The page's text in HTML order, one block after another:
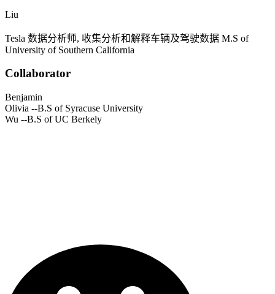
Liu
Tesla 数据分析师, 收集分析和解释车辆及驾驶数据 M.S of
University of Southern California
Collaborator
Benjamin
Olivia --B.S of Syracuse University
Wu --B.S of UC Berkely